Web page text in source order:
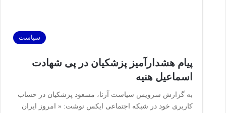
سیاست
پیام هشدارآمیز پزشکیان در پی شهادت
اسماعیل هنیه
به گزارش سرویس سیاست آرنا، مسعود پزشکیان در حساب
کاربری خود در شبکه اجتماعی ایکس نوشت: « امروز ایران